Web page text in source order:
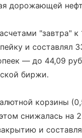
дорожающей
"завтра" к
и составлял
— до 44,09
биржи.
корзины
снижалась на
и